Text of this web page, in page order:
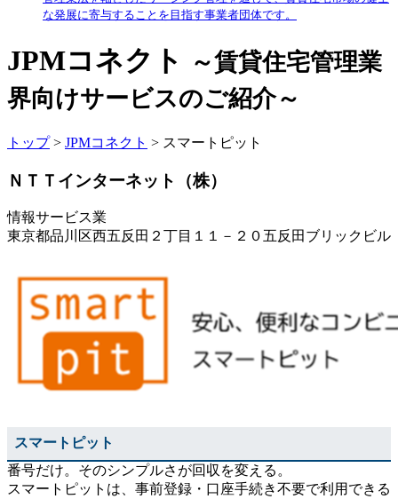
な発展に寄与することを目指す事業者団体です。
JPMコネクト
～賃貸住宅管理業
界向けサービスのご紹介～
トップ> JPMコネクト > スマートピット
ＮＴＴインターネット（株）
情報サービス業
東京都品川区西五反田２丁目１１－２０五反田ブリックビル
スマートピット
番号だけ。そのシンプルさが回収を変える。
スマートピットは、事前登録・口座手続き不要で利用できる